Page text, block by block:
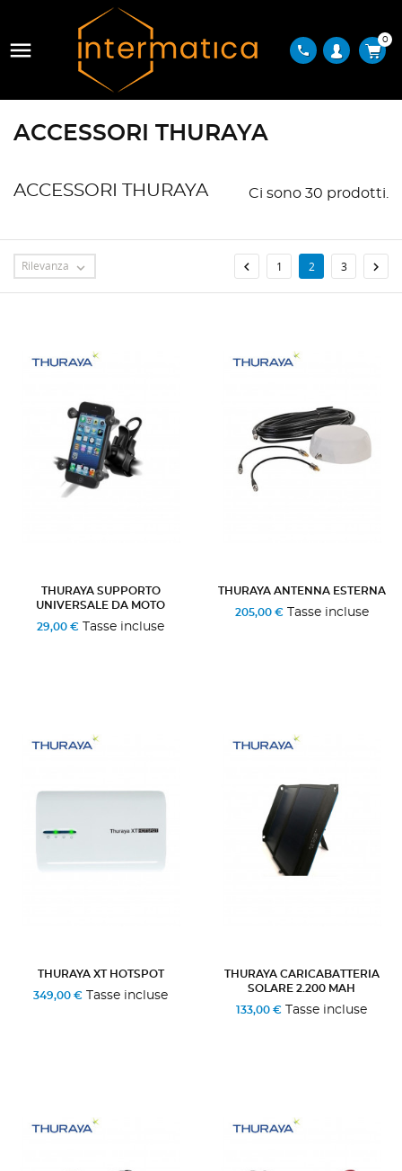
 phone
0
ACCESSORI THURAYA
ACCESSORI THURAYA Ci sono 30 prodotti.
Rilevanza   1 2 3 
THURAYA SUPPORTO
UNIVERSALE DA MOTO
29,00 € Tasse incluse
THURAYA ANTENNA ESTERNA
205,00 €Tasse incluse
THURAYA XT HOTSPOT
349,00 € Tasse incluse
THURAYA CARICABATTERIA
SOLARE 2.200 MAH
133,00 € Tasse incluse